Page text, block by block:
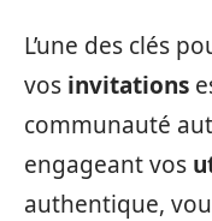
L’une des clés
vos invitations
communauté
engageant vos
authentique,